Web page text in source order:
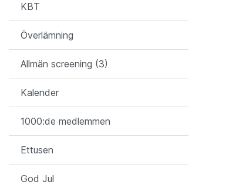
KBT
Överlämning
Allmän screening (3)
Kalender
1000:de medlemmen
Ettusen
God Jul